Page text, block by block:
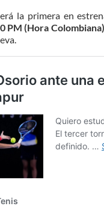
la primera en
PM (Hora Colombiana)